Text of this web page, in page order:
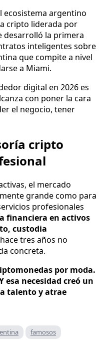
ecosistema argentino
cripto liderada por
desarrolló la primera
inteligentes sobre
que compite a nivel
a Miami.
digital en 2026 es
con poner la cara
el negocio, tener
cripto
el mercado
grande como para
profesionales
financiera en activos
custodia
tres años no
concreta.
por moda.
esa necesidad creó un
talento y atrae
famosos